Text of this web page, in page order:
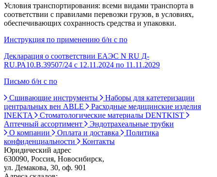
Условия транспортирования: всеми видами транспорта в
соответствии с правилами перевозки грузов, в условиях,
обеспечивающих сохранность средства и упаковки.
Инструкция по применению б/н с по
Декларация о соответствии ЕАЭС N RU Д-
RU.РА10.В.39507/24 с 12.11.2024 по 11.11.2029
Письмо б/н с по
Сшивающие инструменты
Наборы для катетеризации
центральных вен ABLE
Расходные медицинские изделия
INEKTA
Стоматологические материалы DENTKIST
Аптечный ассортимент
Эндотрахеальные трубки
О компании
Оплата и доставка
Политика
конфиденциальности
Контакты
Юридический адрес
630090, Россия, Новосибирск,
ул. Демакова, 30, оф. 901